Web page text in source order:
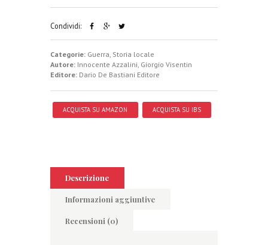
Condividi:
Categorie: Guerra, Storia locale
Autore: Innocente Azzalini, Giorgio Visentin
Editore: Dario De Bastiani Editore
ACQUISTA SU AMAZON ACQUISTA SU IBS
Descrizione
Informazioni aggiuntive
Recensioni (0)